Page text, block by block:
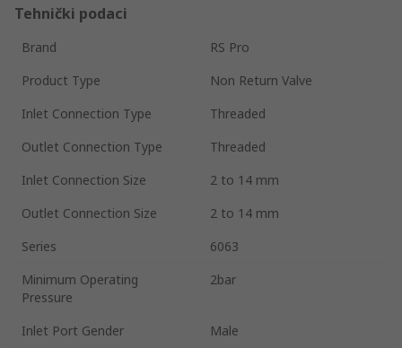
Tehnički podaci
Brand
RS Pro
Product Type
Non Return Valve
Inlet Connection Type
Threaded
Outlet Connection Type
Threaded
Inlet Connection Size
2 to 14 mm
Outlet Connection Size
2 to 14 mm
Series
6063
Minimum Operating
Pressure
2bar
Inlet Port Gender
Male